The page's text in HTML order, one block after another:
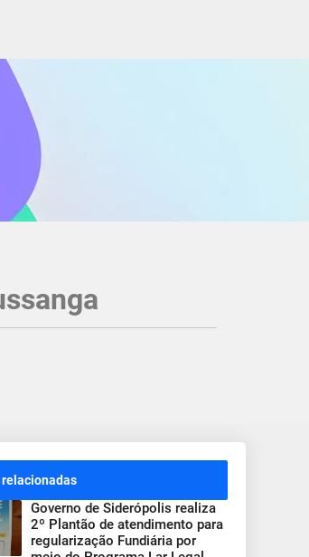
Governo de Siderópolis realiza
2º Plantão de atendimento para
regularização Fundiária por